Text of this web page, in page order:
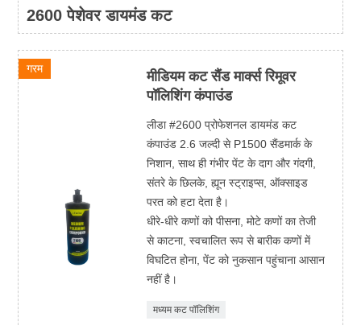
2600 पेशेवर डायमंड कट
गरम
मीडियम कट सैंड मार्क्स रिमूवर
पॉलिशिंग कंपाउंड
लीडा #2600 प्रोफेशनल डायमंड कट
कंपाउंड 2.6 जल्दी से P1500 सैंडमार्क के
निशान, साथ ही गंभीर पेंट के दाग और गंदगी,
संतरे के छिलके, ह्यून स्ट्राइप्स, ऑक्साइड
परत को हटा देता है।
धीरे-धीरे कणों को पीसना, मोटे कणों का तेजी
से काटना, स्वचालित रूप से बारीक कणों में
विघटित होना, पेंट को नुकसान पहुंचाना आसान
नहीं है।
मध्यम कट पॉलिशिंग